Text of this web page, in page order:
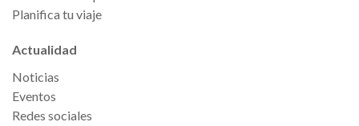
Planifica tu viaje
Actualidad
Noticias
Eventos
Redes sociales